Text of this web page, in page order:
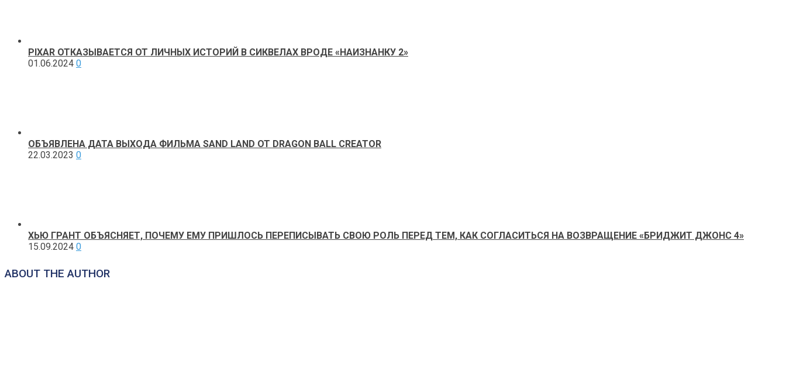
PIXAR ОТКАЗЫВАЕТСЯ ОТ ЛИЧНЫХ ИСТОРИЙ В СИКВЕЛАХ ВРОДЕ «НАИЗНАНКУ 2»
01.06.2024 0
ОБЪЯВЛЕНА ​​ДАТА ВЫХОДА ФИЛЬМА SAND LAND ОТ DRAGON BALL CREATOR
22.03.2023 0
ХЬЮ ГРАНТ ОБЪЯСНЯЕТ, ПОЧЕМУ ЕМУ ПРИШЛОСЬ ПЕРЕПИСЫВАТЬ СВОЮ РОЛЬ ПЕРЕД ТЕМ, КАК СОГЛАСИТЬСЯ НА ВОЗВРАЩЕНИЕ «БРИДЖИТ ДЖОНС 4»
15.09.2024 0
ABOUT THE AUTHOR